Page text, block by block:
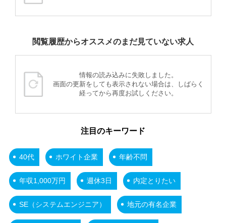
閲覧履歴からオススメのまだ見ていない求人
情報の読み込みに失敗しました。
画面の更新をしても表示されない場合は、しばらく
経ってから再度お試しください。
注目のキーワード
40代 ホワイト企業 年齢不問
年収1,000万円 週休3日 内定とりたい
SE（システムエンジニア） 地元の有名企業